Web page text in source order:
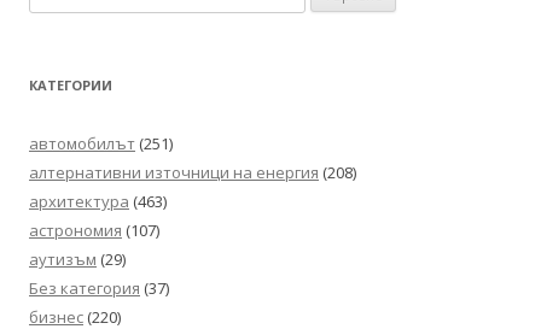
за:
КАТЕГОРИИ
автомобилът (251)
алтернативни източници на енергия (208)
архитектура (463)
астрономия (107)
аутизъм (29)
Без категория (37)
бизнес (220)